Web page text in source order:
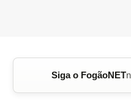
Siga o FogãoNET